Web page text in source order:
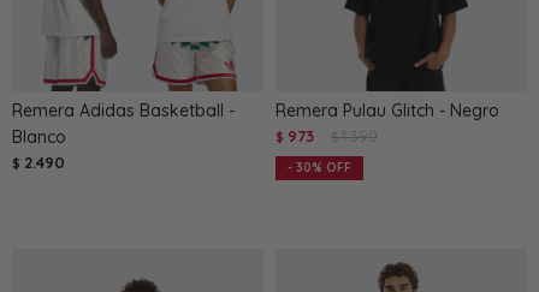
Remera Adidas Basketball -
Blanco
$ 2.490
Remera Pulau Glitch - Negro
$ 973 $ 1.390
30